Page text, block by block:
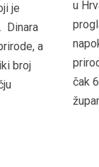
je
Dinara
a
broj
u
čak